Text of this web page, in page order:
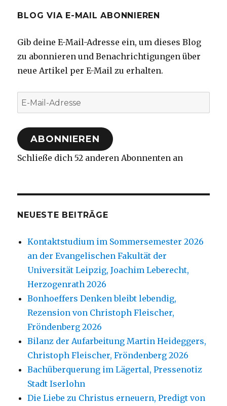
BLOG VIA E-MAIL ABONNIEREN
Gib deine E-Mail-Adresse ein, um dieses Blog
zu abonnieren und Benachrichtigungen über
neue Artikel per E-Mail zu erhalten.
E-
Mail-
Adresse
ABONNIEREN
Schließe dich 52 anderen Abonnenten an
NEUESTE BEITRÄGE
Kontaktstudium im Sommersemester 2026
an der Evangelischen Fakultät der
Universität Leipzig, Joachim Leberecht,
Herzogenrath 2026
Bonhoeffers Denken bleibt lebendig,
Rezension von Christoph Fleischer,
Fröndenberg 2026
Bilanz der Aufarbeitung Martin Heideggers,
Christoph Fleischer, Fröndenberg 2026
Bachüberquerung im Lägertal, Pressenotiz
Stadt Iserlohn
Die Liebe zu Christus erneuern, Predigt von